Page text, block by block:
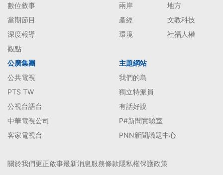
數位敘事
當期節目
深度報導
觀點
兩岸
地方
產經
文教科技
環境
社福人權
公廣集團
公共電視
PTS TW
公視台語台
中華電視公司
客家電視台
主題網站
我們的島
獨立特派員
有話好說
P#新聞實驗室
PNN新聞議題中心
關於我們更正啟事最新消息服務條款隱私權保護政策